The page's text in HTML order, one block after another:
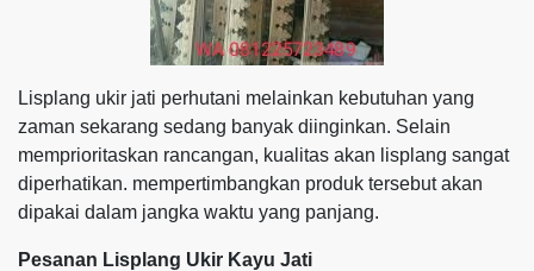
Lisplang ukir jati perhutani melainkan kebutuhan yang
zaman sekarang sedang banyak diinginkan. Selain
memprioritaskan rancangan, kualitas akan lisplang sangat
diperhatikan. mempertimbangkan produk tersebut akan
dipakai dalam jangka waktu yang panjang.
Pesanan Lisplang Ukir Kayu Jati